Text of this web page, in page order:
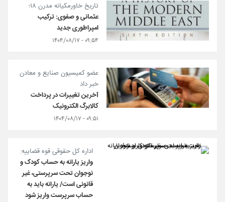
تاریخ خاورمکیانه مدرن ۱۸؛
عثمانی و صفوی: ترکیب
امپراطوری جدید
۰۹:۵۴ - ۱۴۰۴/۰۸/۱۷
عضو کمیسیون صنایع و معادن
خبر داد
آخرین تغییرات در پرداخت
کالابرگ الکترونیک
۰۹:۵۱ - ۱۴۰۴/۰۸/۱۷
اداره کل حقوقی قوه قضاییه:
واریز یارانه به حساب کودک و
نوجوان تحت سرپرستی، غیر
قانونی است/ یارانه باید به
حساب سرپرست واریز شود